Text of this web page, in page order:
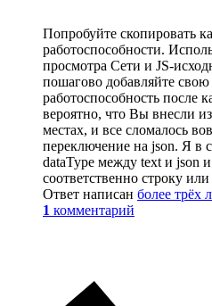
Попробуйте скопировать
работоспособности.
просмотра Сети и JS-
пошагово добавляйте
работоспособность после
вероятно, что Вы внесли
местах, и все сломалось
переключение на json. Я в
dataType между text и json
соответственно строку
Ответ написан более трёх
1 комментарий